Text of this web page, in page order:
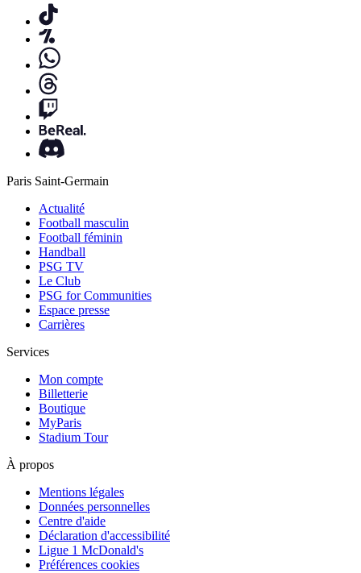
Paris Saint-Germain
Actualité
Football masculin
Football féminin
Handball
PSG TV
Le Club
PSG for Communities
Espace presse
Carrières
Services
Mon compte
Billetterie
Boutique
MyParis
Stadium Tour
À propos
Mentions légales
Données personnelles
Centre d'aide
Déclaration d'accessibilité
Ligue 1 McDonald's
Préférences cookies